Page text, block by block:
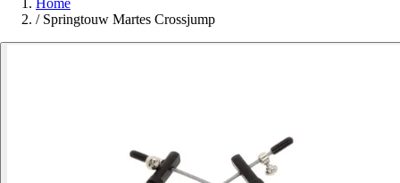
/ Springtouw Martes Crossjump